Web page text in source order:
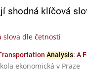
shodná klíčová
slova dle četnosti
Analysis: A
ekonomická v Praze